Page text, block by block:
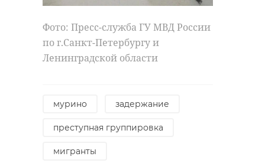
Фото: Пресс-служба ГУ МВД России
по г.Санкт-Петербургу и
Ленинградской области
мурино задержание
преступная группировка
мигранты